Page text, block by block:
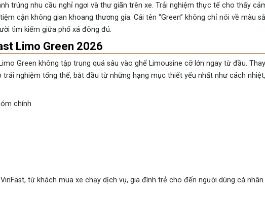
trúng nhu cầu nghỉ ngơi và thư giãn trên xe. Trải nghiệm thực tế cho thấy
cận không gian khoang thương gia. Cái tên “Green” không chỉ nói về màu
tìm kiếm giữa phố xá đông đú.
Limo Green 2026
Green không tập trung quá sâu vào ghế Limousine cỡ lớn ngay từ đầu.
nghiệm tổng thể, bắt đầu từ những hạng mục thiết yếu nhất như cách
chính
từ khách mua xe chạy dịch vụ, gia đình trẻ cho đến người dùng cá